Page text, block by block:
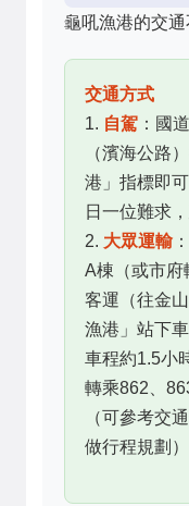
龜吼漁港的交通
交通方式
1. 自駕 ：國
（濱海公路
港」指標即
日一位難求
2. 大眾運輸
A棟（或市府
客運（往金
漁港」站下
車程約1.5小
轉乘862、
（可參考交
做行程規劃）